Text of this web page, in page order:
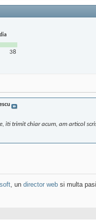
38
iti trimit chiar acum, am articol
, un director web si multa